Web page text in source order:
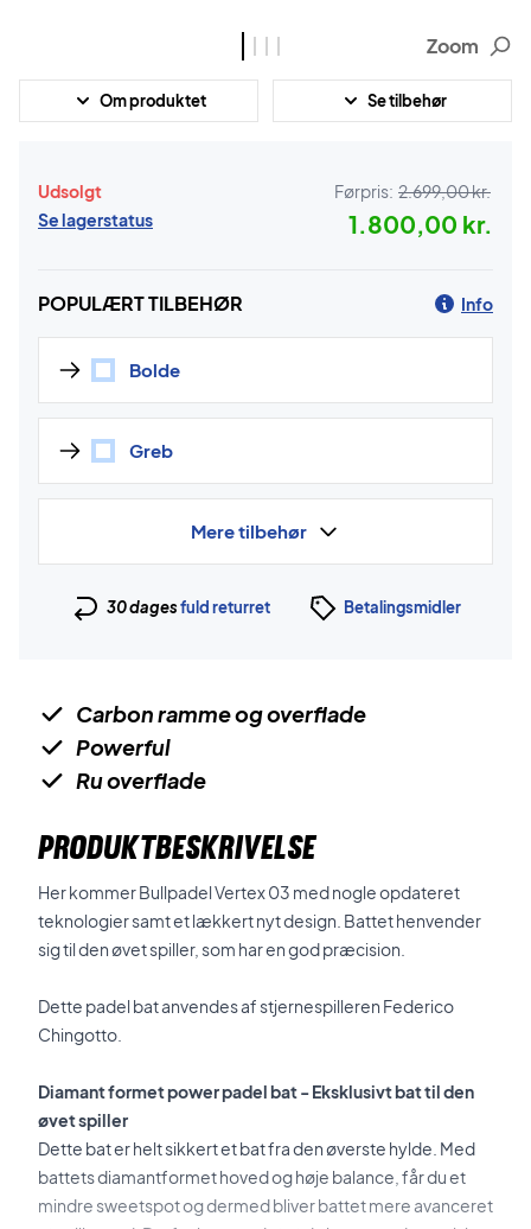
Zoom
Om produktet Se tilbehør
Udsolgt
Se lagerstatus
Førpris: 2.699,00 kr.
1.800,00 kr.
POPULÆRT TILBEHØR Info
Bolde
Greb
Mere tilbehør
30 dagesfuld returret Betalingsmidler
Carbon ramme og overflade
Powerful
Ru overflade
PRODUKTBESKRIVELSE
Her kommer Bullpadel Vertex 03 med nogle opdateret
teknologier samt et lækkert nyt design. Battet henvender
sig til den øvet spiller, som har en god præcision.
Dette padel bat anvendes af stjernespilleren Federico
Chingotto.
Diamant formet power padel bat - Eksklusivt bat til den
øvet spiller
Dette bat er helt sikkert et bat fra den øverste hylde. Med
battets diamantformet hoved og høje balance, får du et
mindre sweetspot og dermed bliver battet mere avanceret